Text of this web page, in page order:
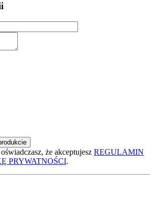
że akceptujesz REGULAMIN
PRYWATNOŚCI.